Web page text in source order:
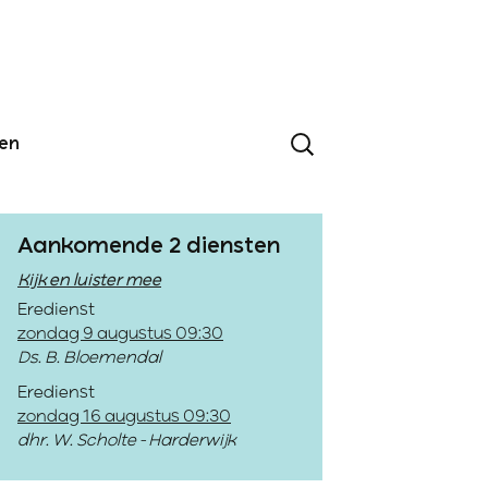
Aankomende 2 diensten
Kijk en luister mee
Eredienst
zondag 9 augustus 09:30
Ds. B. Bloemendal
Eredienst
zondag 16 augustus 09:30
dhr. W. Scholte - Harderwijk